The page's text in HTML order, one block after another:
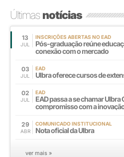
Últimasnotícias
13
JUL
INSCRIÇÕES ABERTAS NO EAD
Pós-graduação reúne
conexão com o mercado
03
JUL
EAD
Ulbra oferece cursos de
02
JUL
EAD
EAD passa a se chamar Ulbra
compromisso com a
29
ABR
COMUNICADO INSTITUCIONAL
Nota oficial da Ulbra
ver mais »